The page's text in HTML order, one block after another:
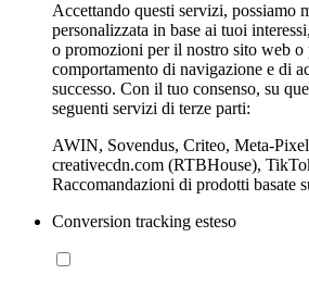
Accettando questi servizi, possiamo
personalizzata in base ai tuoi
o promozioni per il nostro sito web o
comportamento di navigazione e di
successo. Con il tuo consenso, su
seguenti servizi di terze parti:
AWIN, Sovendus, Criteo, Meta-
creativecdn.com (RTBHouse),
Raccomandazioni di prodotti basate
Conversion tracking esteso